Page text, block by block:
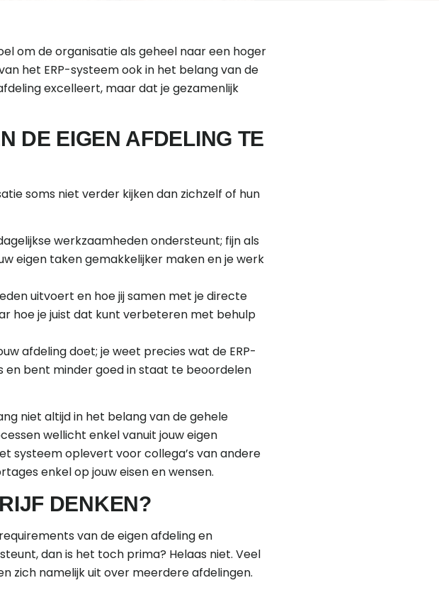
om de organisatie als geheel naar een hoger
het ERP-systeem ook in het belang van de
excelleert, maar dat je gezamenlijk
DE EIGEN AFDELING TE
soms niet verder kijken dan zichzelf of hun
werkzaamheden ondersteunt; fijn als
eigen taken gemakkelijker maken en je werk
uitvoert en hoe jij samen met je directe
hoe je juist dat kunt verbeteren met behulp
afdeling doet; je weet precies wat de ERP-
en bent minder goed in staat te beoordelen
niet altijd in het belang van de gehele
wellicht enkel vanuit jouw eigen
systeem oplevert voor collega’s van andere
enkel op jouw eisen en wensen.
DENKEN?
van de eigen afdeling en
dan is het toch prima? Helaas niet. Veel
zich namelijk uit over meerdere afdelingen.